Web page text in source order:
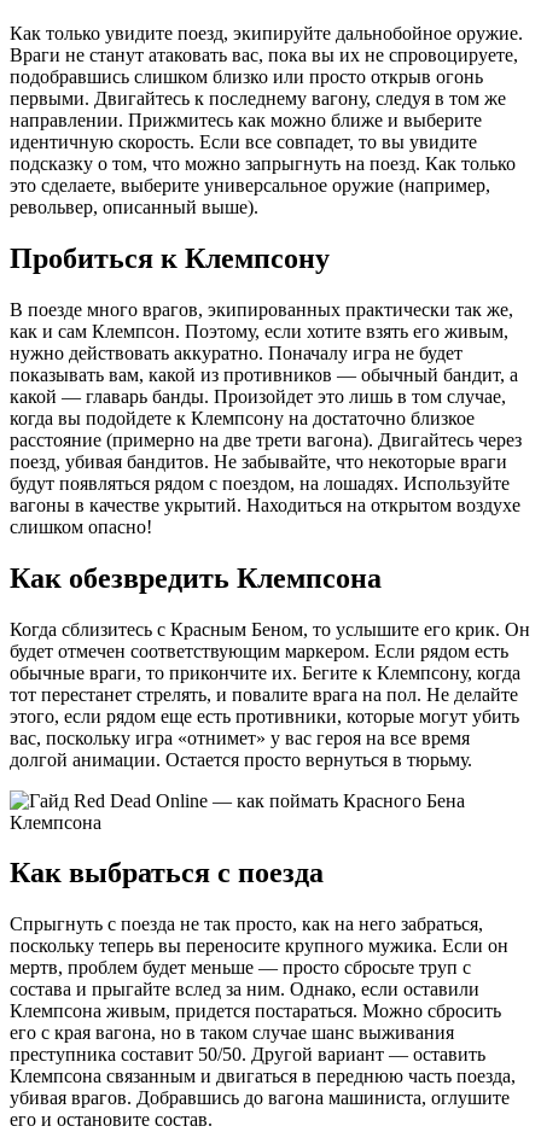
Как только увидите поезд, экипируйте дальнобойное оружие.
Враги не станут атаковать вас, пока вы их не спровоцируете,
подобравшись слишком близко или просто открыв огонь
первыми. Двигайтесь к последнему вагону, следуя в том же
направлении. Прижмитесь как можно ближе и выберите
идентичную скорость. Если все совпадет, то вы увидите
подсказку о том, что можно запрыгнуть на поезд. Как только
это сделаете, выберите универсальное оружие (например,
револьвер, описанный выше).
Пробиться к Клемпсону
В поезде много врагов, экипированных практически так же,
как и сам Клемпсон. Поэтому, если хотите взять его живым,
нужно действовать аккуратно. Поначалу игра не будет
показывать вам, какой из противников — обычный бандит, а
какой — главарь банды. Произойдет это лишь в том случае,
когда вы подойдете к Клемпсону на достаточно близкое
расстояние (примерно на две трети вагона). Двигайтесь через
поезд, убивая бандитов. Не забывайте, что некоторые враги
будут появляться рядом с поездом, на лошадях. Используйте
вагоны в качестве укрытий. Находиться на открытом воздухе
слишком опасно!
Как обезвредить Клемпсона
Когда сблизитесь с Красным Беном, то услышите его крик. Он
будет отмечен соответствующим маркером. Если рядом есть
обычные враги, то прикончите их. Бегите к Клемпсону, когда
тот перестанет стрелять, и повалите врага на пол. Не делайте
этого, если рядом еще есть противники, которые могут убить
вас, поскольку игра «отнимет» у вас героя на все время
долгой анимации. Остается просто вернуться в тюрьму.
Как выбраться с поезда
Спрыгнуть с поезда не так просто, как на него забраться,
поскольку теперь вы переносите крупного мужика. Если он
мертв, проблем будет меньше — просто сбросьте труп с
состава и прыгайте вслед за ним. Однако, если оставили
Клемпсона живым, придется постараться. Можно сбросить
его с края вагона, но в таком случае шанс выживания
преступника составит 50/50. Другой вариант — оставить
Клемпсона связанным и двигаться в переднюю часть поезда,
убивая врагов. Добравшись до вагона машиниста, оглушите
его и остановите состав.